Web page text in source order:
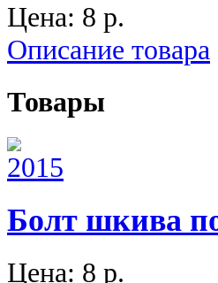
Цена: 8 p.
Описание товара
Товары
Болт шкива
Цена: 8 p.